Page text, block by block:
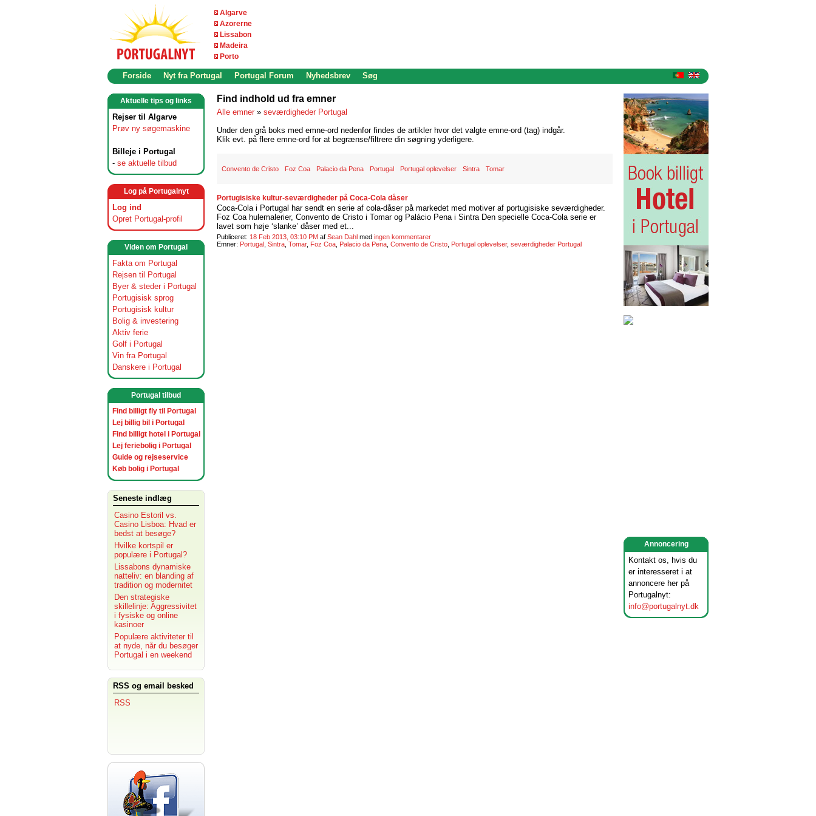
Algarve
Azorerne
Lissabon
Madeira
Porto
Forside Nyt fra Portugal Portugal Forum Nyhedsbrev Søg
Annoncering
Kontakt os, hvis du
er interesseret i at
annoncere her på
Portugalnyt:
info@portugalnyt.dk
Aktuelle tips og links
Rejser til Algarve
Prøv ny søgemaskine
Billeje i Portugal
- se aktuelle tilbud
Log på Portugalnyt
Log ind
Opret Portugal-profil
Viden om Portugal
Fakta om Portugal
Rejsen til Portugal
Byer & steder i Portugal
Portugisisk sprog
Portugisisk kultur
Bolig & investering
Aktiv ferie
Golf i Portugal
Vin fra Portugal
Danskere i Portugal
Portugal tilbud
Find billigt fly til Portugal
Lej billig bil i Portugal
Find billigt hotel i Portugal
Lej feriebolig i Portugal
Guide og rejseservice
Køb bolig i Portugal
Seneste indlæg
Casino Estoril vs.
Casino Lisboa: Hvad er
bedst at besøge?
Hvilke kortspil er
populære i Portugal?
Lissabons dynamiske
natteliv: en blanding af
tradition og modernitet
Den strategiske
skillelinje: Aggressivitet
i fysiske og online
kasinoer
Populære aktiviteter til
at nyde, når du besøger
Portugal i en weekend
RSS og email besked
RSS
Find indhold ud fra emner
Alle emner » seværdigheder Portugal
Under den grå boks med emne-ord nedenfor findes de artikler hvor det valgte emne-ord (tag) indgår.
Klik evt. på flere emne-ord for at begrænse/filtrere din søgning yderligere.
Convento de Cristo Foz Coa Palacio da Pena Portugal Portugal oplevelser Sintra Tomar
Portugisiske kultur-seværdigheder på Coca-Cola dåser
Coca-Cola i Portugal har sendt en serie af cola-dåser på markedet med motiver af portugisiske seværdigheder.
Foz Coa hulemalerier, Convento de Cristo i Tomar og Palácio Pena i Sintra Den specielle Coca-Cola serie er
lavet som høje ‘slanke’ dåser med et...
Publiceret: 18 Feb 2013, 03:10 PM af Sean Dahl med ingen kommentarer
Emner: Portugal Sintra Tomar, Foz Coa Palacio da Pena Convento de Cristo Portugal oplevelser, seværdigheder Portugal